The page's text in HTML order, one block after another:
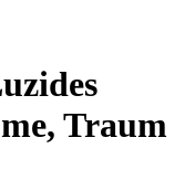
Traum